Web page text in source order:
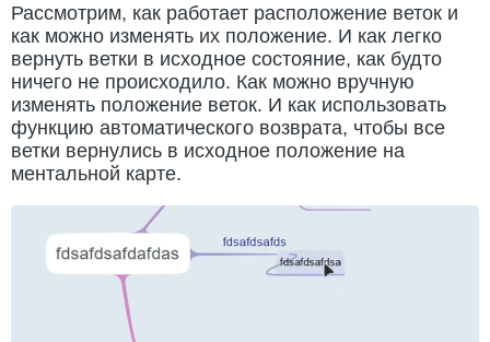
Рассмотрим, как работает расположение веток и
как можно изменять их положение. И как легко
вернуть ветки в исходное состояние, как будто
ничего не происходило. Как можно вручную
изменять положение веток. И как использовать
функцию автоматического возврата, чтобы все
ветки вернулись в исходное положение на
ментальной карте.